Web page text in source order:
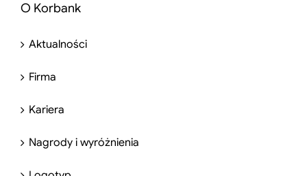
O Korbank
Aktualności
Firma
Kariera
Nagrody i wyróżnienia